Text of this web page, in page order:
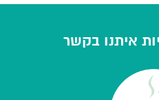
איתנו בקשר